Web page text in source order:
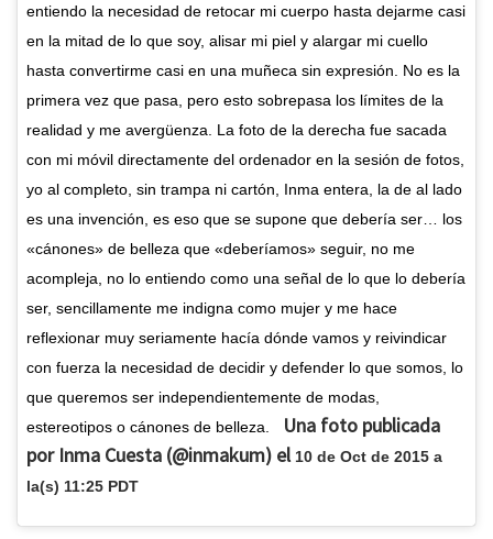
entiendo la necesidad de retocar mi cuerpo hasta dejarme casi
en la mitad de lo que soy, alisar mi piel y alargar mi cuello
hasta convertirme casi en una muñeca sin expresión. No es la
primera vez que pasa, pero esto sobrepasa los límites de la
realidad y me avergüenza. La foto de la derecha fue sacada
con mi móvil directamente del ordenador en la sesión de fotos,
yo al completo, sin trampa ni cartón, Inma entera, la de al lado
es una invención, es eso que se supone que debería ser… los
«cánones» de belleza que «deberíamos» seguir, no me
acompleja, no lo entiendo como una señal de lo que lo debería
ser, sencillamente me indigna como mujer y me hace
reflexionar muy seriamente hacía dónde vamos y reivindicar
con fuerza la necesidad de decidir y defender lo que somos, lo
que queremos ser independientemente de modas,
estereotipos o cánones de belleza.
Una foto publicada
por Inma Cuesta (@inmakum) el 10 de Oct de 2015 a
la(s) 11:25 PDT